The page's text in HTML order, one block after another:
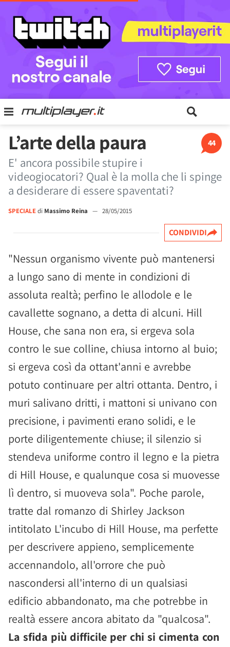
44
L’arte della paura
E' ancora possibile stupire i
videogiocatori? Qual è la molla che li spinge
a desiderare di essere spaventati?
SPECIALEdi Massimo Reina — 28/05/2015
CONDIVIDI
"Nessun organismo vivente può mantenersi
a lungo sano di mente in condizioni di
assoluta realtà; perfino le allodole e le
cavallette sognano, a detta di alcuni. Hill
House, che sana non era, si ergeva sola
contro le sue colline, chiusa intorno al buio;
si ergeva così da ottant'anni e avrebbe
potuto continuare per altri ottanta. Dentro, i
muri salivano dritti, i mattoni si univano con
precisione, i pavimenti erano solidi, e le
porte diligentemente chiuse; il silenzio si
stendeva uniforme contro il legno e la pietra
di Hill House, e qualunque cosa si muovesse
lì dentro, si muoveva sola". Poche parole,
tratte dal romanzo di Shirley Jackson
intitolato L'incubo di Hill House, ma perfette
per descrivere appieno, semplicemente
accennandolo, all'orrore che può
nascondersi all'interno di un qualsiasi
edificio abbandonato, ma che potrebbe in
realtà essere ancora abitato da "qualcosa".
La sfida più difficile per chi si cimenta con